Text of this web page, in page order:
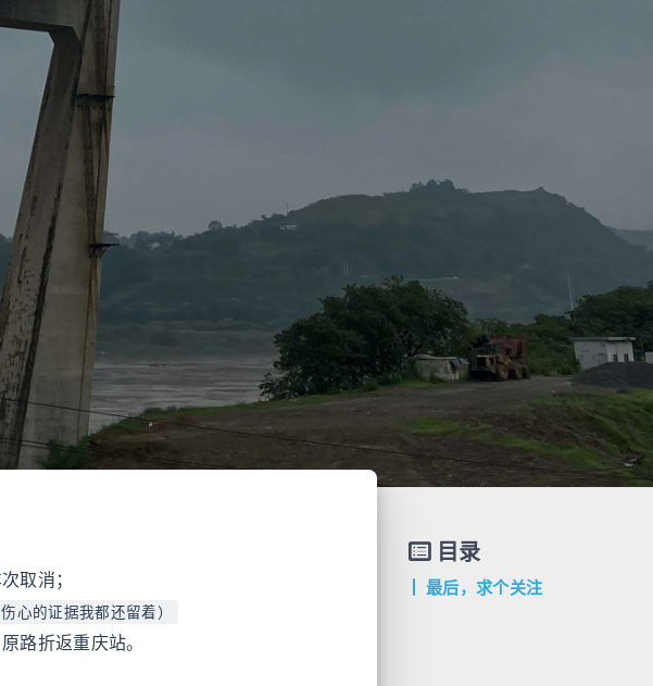
取消；
伤心的证据我都还留着）
路折返重庆站。
目录
最后，求个关注